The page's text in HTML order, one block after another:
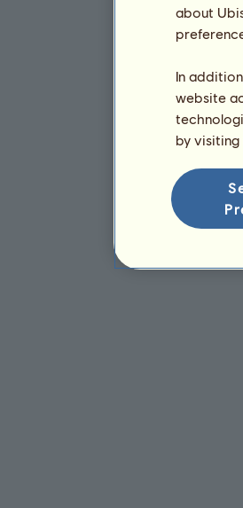
about
In
website
by